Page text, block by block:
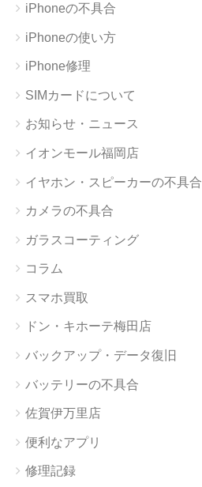
iPhoneの不具合
iPhoneの使い方
iPhone修理
SIMカードについて
お知らせ・ニュース
イオンモール福岡店
イヤホン・スピーカーの不具合
カメラの不具合
ガラスコーティング
コラム
スマホ買取
ドン・キホーテ梅田店
バックアップ・データ復旧
バッテリーの不具合
佐賀伊万里店
便利なアプリ
修理記録